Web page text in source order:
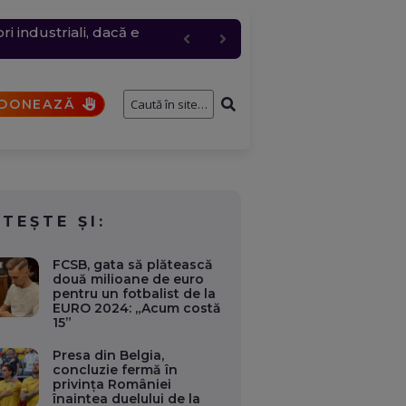
industriali, dacă e
electrică în orele de
cererea a urcat
logistic cheie
consilier
ȘI:
FCSB, gata să plătească
două milioane de euro
pentru un fotbalist de la
EURO 2024: „Acum costă
15”
Presa din Belgia,
concluzie fermă în
privința României
înaintea duelului de la